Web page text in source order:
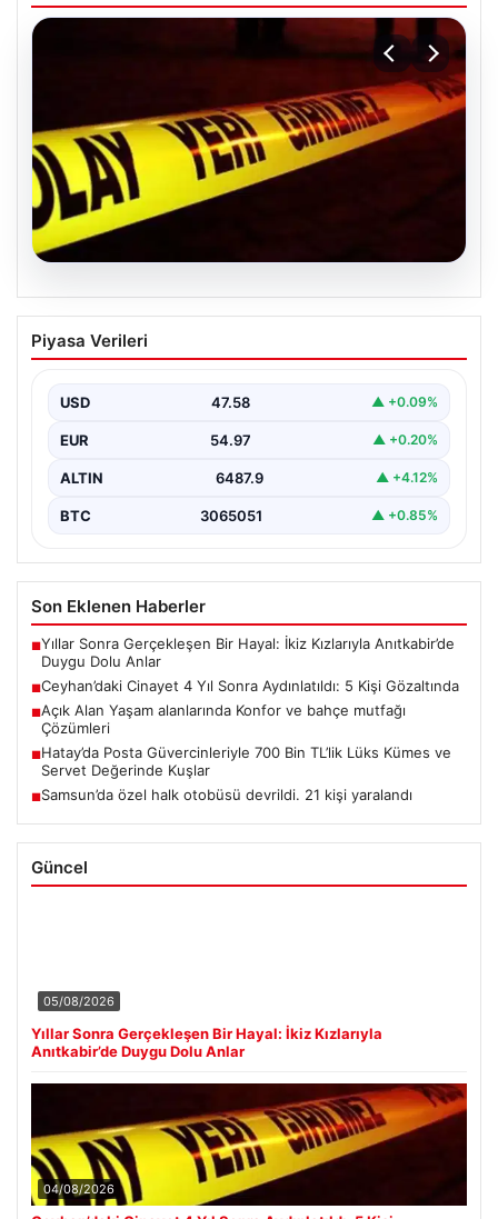
Ceyhan’daki Cinayet 4 Yıl Sonra
Aydınlatıldı: 5 Kişi Gözaltında
uzun süredir çözülemeyen silahlı cinayet olayı,
kapsamlı…
Piyasa Verileri
USD 47.58 ▲ +0.09%
EUR 54.97 ▲ +0.20%
ALTIN 6487.9 ▲ +4.12%
BTC 3065051 ▲ +0.85%
Son Eklenen Haberler
■Yıllar Sonra Gerçekleşen Bir Hayal: İkiz Kızlarıyla Anıtkabir’de
Duygu Dolu Anlar
■Ceyhan’daki Cinayet 4 Yıl Sonra Aydınlatıldı: 5 Kişi Gözaltında
■Açık Alan Yaşam alanlarında Konfor ve bahçe mutfağı
Çözümleri
■Hatay’da Posta Güvercinleriyle 700 Bin TL’lik Lüks Kümes ve
Servet Değerinde Kuşlar
■Samsun’da özel halk otobüsü devrildi. 21 kişi yaralandı
Güncel
05/08/2026
Yıllar Sonra Gerçekleşen Bir Hayal: İkiz Kızlarıyla
Anıtkabir’de Duygu Dolu Anlar
04/08/2026